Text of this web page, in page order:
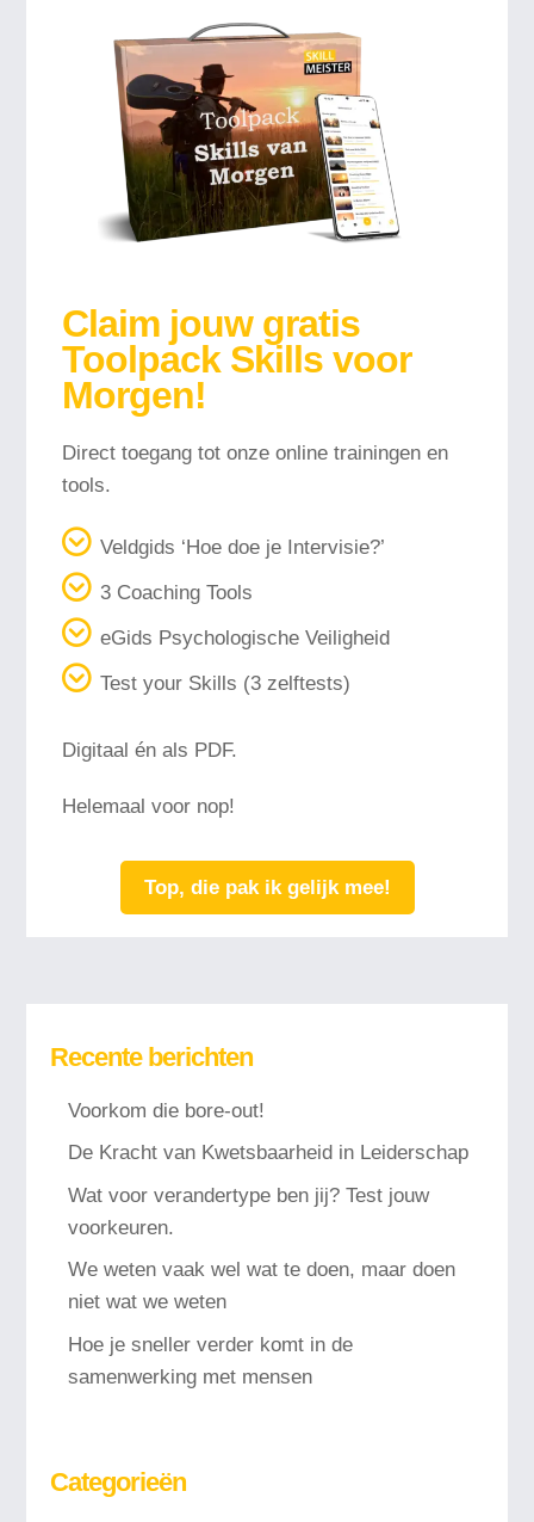
Claim jouw gratis
Toolpack Skills voor
Morgen!
Direct toegang tot onze online trainingen en
tools.
Veldgids ‘Hoe doe je Intervisie?’
3 Coaching Tools
eGids Psychologische Veiligheid
Test your Skills (3 zelftests)
Digitaal én als PDF.
Helemaal voor nop!
Top, die pak ik gelijk mee!
Recente berichten
Voorkom die bore-out!
De Kracht van Kwetsbaarheid in Leiderschap
Wat voor verandertype ben jij? Test jouw
voorkeuren.
We weten vaak wel wat te doen, maar doen
niet wat we weten
Hoe je sneller verder komt in de
samenwerking met mensen
Categorieën